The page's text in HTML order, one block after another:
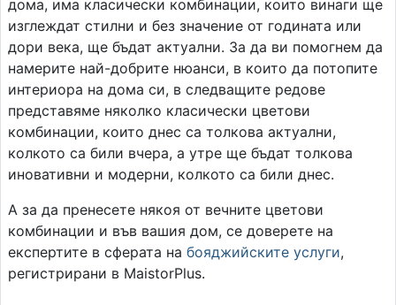
дома, има класически комбинации, които винаги ще
изглеждат стилни и без значение от годината или
дори века, ще бъдат актуални. За да ви помогнем да
намерите най-добрите нюанси, в които да потопите
интериора на дома си, в следващите редове
представяме няколко класически цветови
комбинации, които днес са толкова актуални,
колкото са били вчера, а утре ще бъдат толкова
иновативни и модерни, колкото са били днес.
А за да пренесете някоя от вечните цветови
комбинации и във вашия дом, се доверете на
експертите в сферата на бояджийските услуги,
регистрирани в MaistorPlus.